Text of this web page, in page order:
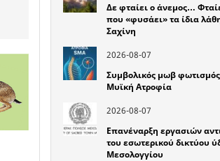
Δε φταίει ο άνεμος…
που «φυσάει» τα ίδια
Σαχίνη
2026-08-07
Συμβολικός μωβ
Μυϊκή Ατροφία
2026-08-07
Επανέναρξη εργασιών
του εσωτερικού δικτύου
Μεσολογγίου